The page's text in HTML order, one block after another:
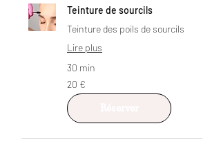
Teinture de sourcils
Teinture des poils de sourcils
Lire plus
30 min
20
euros
20 €